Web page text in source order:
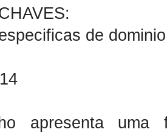
de
apresenta uma